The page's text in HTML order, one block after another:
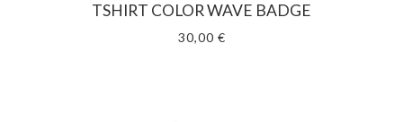
TSHIRT COLOR WAVE BADGE
30,00 €